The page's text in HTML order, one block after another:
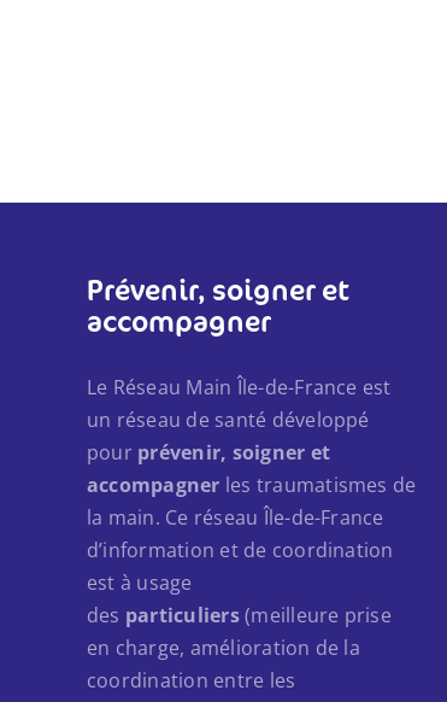
Prévenir, soigner et
accompagner
Le Réseau Main Île-de-France est
un réseau de santé développé
pour prévenir, soigner et
accompagner les traumatismes de
la main. Ce réseau Île-de-France
d’information et de coordination
est à usage
des particuliers(meilleure prise
en charge, amélioration de la
coordination entre les